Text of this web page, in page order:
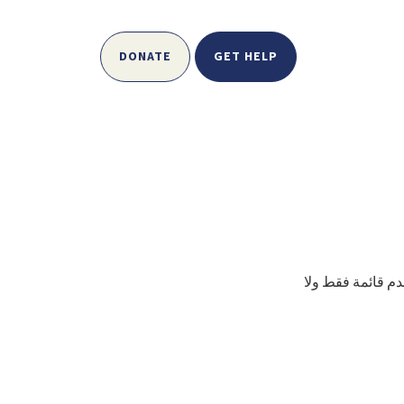
GET HELP
DONATE
قائمة فقط ولا